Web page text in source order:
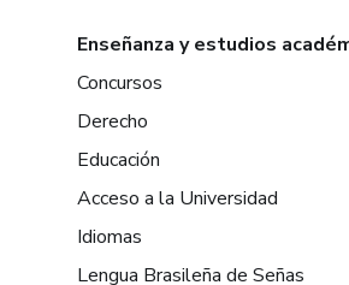
Enseñanza y estudios
Concursos
Derecho
Educación
Acceso a la Universidad
Idiomas
Lengua Brasileña de Señas